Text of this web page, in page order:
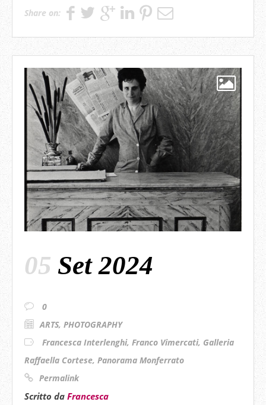
Share on:
05 Set 2024
0
ARTS, PHOTOGRAPHY
Francesca Interlenghi, Franco Vimercati, Galleria
Raffaella Cortese, Panorama Monferrato
Permalink
Scritto da Francesca